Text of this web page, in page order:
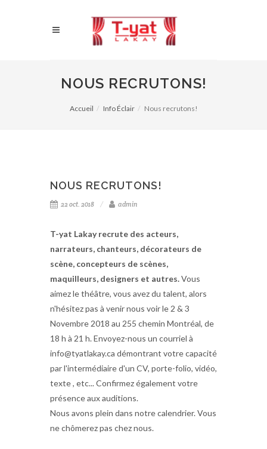
NOUS RECRUTONS!
Accueil Info Éclair Nous recrutons!
NOUS RECRUTONS!
22 oct. 2018 admin
T-yat Lakay recrute des acteurs,
narrateurs, chanteurs, décorateurs de
scène, concepteurs de scènes,
maquilleurs, designers et autres.Vous
aimez le théâtre, vous avez du talent, alors
n'hésitez pas à venir nous voir le 2 & 3
Novembre 2018 au 255 chemin Montréal, de
18 h à 21 h. Envoyez-nous un courriel à
info@tyatlakay.ca démontrant votre capacité
par l'intermédiaire d'un CV, porte-folio, vidéo,
texte , etc... Confirmez également votre
présence aux auditions.
Nous avons plein dans notre calendrier. Vous
ne chômerez pas chez nous.